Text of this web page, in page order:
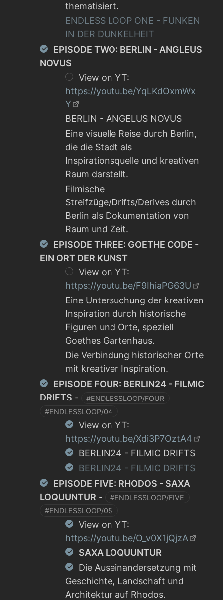
thematisiert.
ENDLESS LOOP ONE - FUNKEN
IN DER DUNKELHEIT
EPISODE TWO: BERLIN - ANGLEUS
NOVUS
View on YT:
https://youtu.be/YqLKdOxmWx
Y
BERLIN - ANGELUS NOVUS
Eine visuelle Reise durch Berlin,
die die Stadt als
Inspirationsquelle und kreativen
Raum darstellt.
Filmische
Streifzüge/Drifts/Derives durch
Berlin als Dokumentation von
Raum und Zeit.
EPISODE THREE: GOETHE CODE -
EIN ORT DER KUNST
View on YT:
https://youtu.be/F9IhiaPG63U
Eine Untersuchung der kreativen
Inspiration durch historische
Figuren und Orte, speziell
Goethes Gartenhaus.
Die Verbindung historischer Orte
mit kreativer Inspiration.
EPISODE FOUR: BERLIN24 - FILMIC
DRIFTS -
#ENDLESSLOOP/FOUR
#ENDLESSLOOP/04
View on YT:
https://youtu.be/Xdi3P7OztA4
BERLIN24 - FILMIC DRIFTS
BERLIN24 - FILMIC DRIFTS
EPISODE FIVE: RHODOS - SAXA
LOQUUNTUR -
#ENDLESSLOOP/FIVE
#ENDLESSLOOP/05
View on YT:
https://youtu.be/O_v0X1jQjzA
SAXA LOQUUNTUR
Die Auseinandersetzung mit
Geschichte, Landschaft und
Architektur auf Rhodos.